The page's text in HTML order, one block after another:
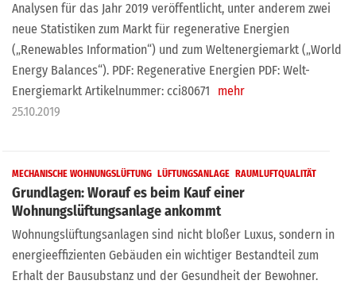
Analysen für das Jahr 2019 veröffentlicht, unter anderem zwei
neue Statistiken zum Markt für regenerative Energien
(„Renewables Information“) und zum Weltenergiemarkt („World
Energy Balances“). PDF: Regenerative Energien PDF: Welt-
Energiemarkt Artikelnummer: cci80671
mehr
25.10.2019
MECHANISCHE WOHNUNGSLÜFTUNG LÜFTUNGSANLAGE RAUMLUFTQUALITÄT
Grundlagen: Worauf es beim Kauf einer
Wohnungslüftungsanlage ankommt
Wohnungslüftungsanlagen sind nicht bloßer Luxus, sondern in
energieeffizienten Gebäuden ein wichtiger Bestandteil zum
Erhalt der Bausubstanz und der Gesundheit der Bewohner.